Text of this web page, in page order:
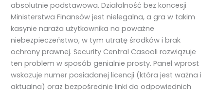
absolutnie podstawowa. Działalność bez koncesji
Ministerstwa Finansów jest nielegalna, a gra w takim
kasynie naraża użytkownika na poważne
niebezpieczeństwo, w tym utratę środków i brak
ochrony prawnej. Security Central Casooli rozwiązuje
ten problem w sposób genialnie prosty. Panel wprost
wskazuje numer posiadanej licencji (która jest ważna i
aktualna) oraz bezpośrednie linki do odpowiednich